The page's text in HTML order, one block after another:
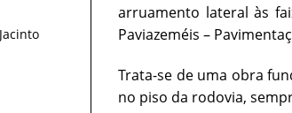
arruamento lateral às
Paviazeméis –
Trata-se de uma obra
no piso da rodovia,